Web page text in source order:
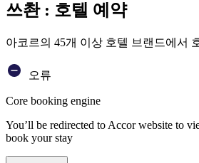
쓰촨 : 호텔 예약
아코르의 45개 이상 호텔 브랜드에서
오류
Core booking engine
You’ll be redirected to Accor website to
book your stay